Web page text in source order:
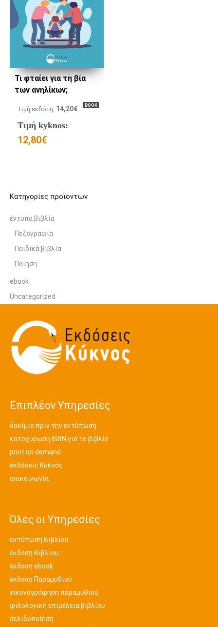
Τι φταίει για τη βία
των ανηλίκων;
BOOK
Τιμή εκδότη: 14,20€
Τιμή kyknos:
12,80€
Κατηγορίες προϊόντων
έντυπα βιβλία
Πεζογραφία
Παιδικά βιβλία
Ποίηση
ebook
Uncategorized
Επιπλέον Υπηρεσίες
δοκίμιο πριν την εκτύπωση
κατοχύρωση ISBN για το βιβλίο
print on demand
εκδόσεις Κύκνος
επικοινωνία
Όλες οι Υπηρεσίες
εκτύπωση Βιβλίου
έκδοση Βιβλίου
έκδοση ebook
έκδοση Παραμυθιού
εικονογράφηση παραμυθιού
φιλολογική επιμέλεια βιβλίου
σελιδοποίηση